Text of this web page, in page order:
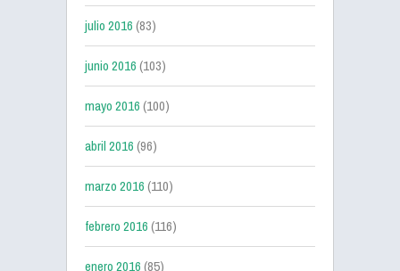
julio 2016(83)
junio 2016(103)
mayo 2016(100)
abril 2016(96)
marzo 2016(110)
febrero 2016(116)
enero 2016(85)